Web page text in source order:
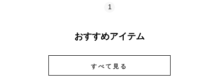
1
おすすめアイテム
すべて見る